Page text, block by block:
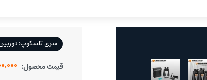
سری تلسکوپ:
قیمت محصول: